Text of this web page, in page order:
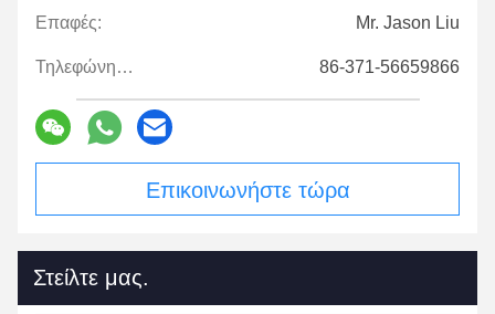
Επαφές: Mr. Jason Liu
Τηλεφώνημα: 86-371-56659866
Επικοινωνήστε τώρα
Στείλτε μας.